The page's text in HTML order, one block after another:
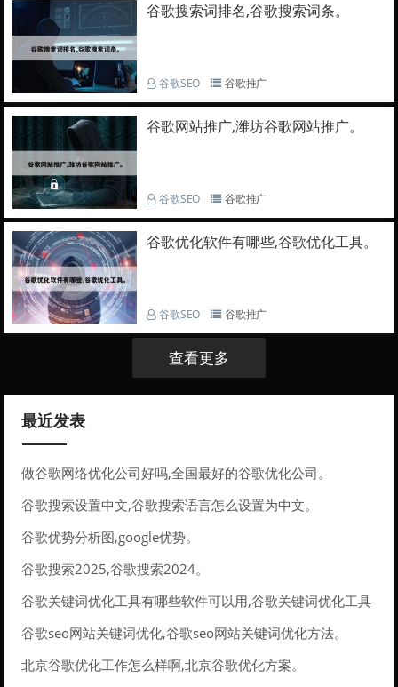
谷歌搜索词排名,谷歌搜索词条。
谷歌SEO 谷歌推广
谷歌网站推广,潍坊谷歌网站推广。
谷歌SEO 谷歌推广
谷歌优化软件有哪些,谷歌优化工具。
谷歌SEO 谷歌推广
查看更多
最近发表
做谷歌网络优化公司好吗,全国最好的谷歌优化公司。
谷歌搜索设置中文,谷歌搜索语言怎么设置为中文。
谷歌优势分析图,google优势。
谷歌搜索2025,谷歌搜索2024。
谷歌关键词优化工具有哪些软件可以用,谷歌关键词优化工具
有哪些软件可以用的。
谷歌seo网站关键词优化,谷歌seo网站关键词优化方法。
北京谷歌优化工作怎么样啊,北京谷歌优化方案。